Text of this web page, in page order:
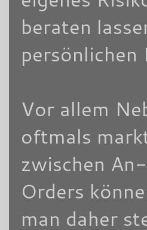
beraten
persönlichen
Vor allem
oftmals
zwischen
Orders
man daher